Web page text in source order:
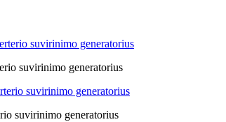
suvirinimo generatorius
suvirinimo generatorius